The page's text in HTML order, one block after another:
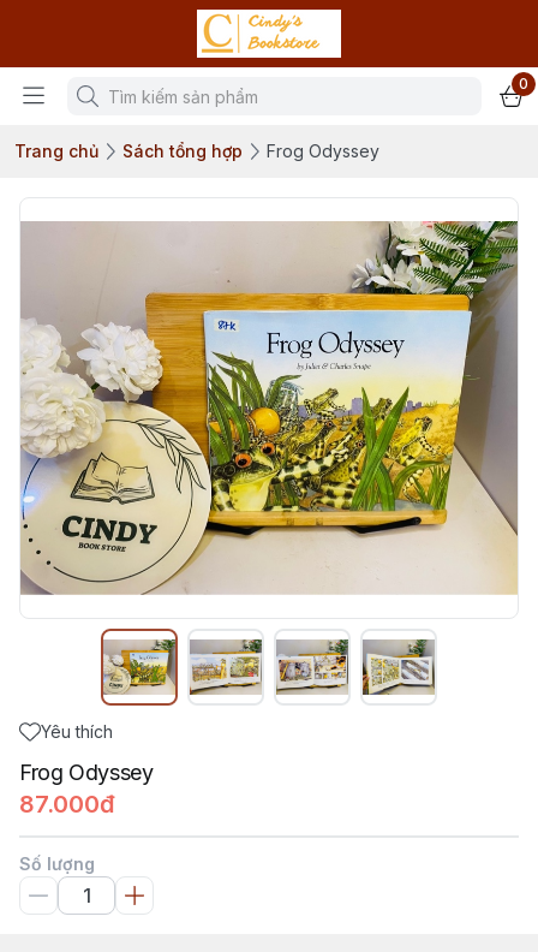
0
Trang chủ Sách tổng hợp Frog Odyssey
Yêu thích
Frog Odyssey
87.000đ
Số lượng